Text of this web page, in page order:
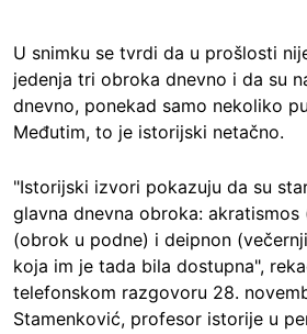
U snimku se tvrdi da u prošlosti
jedenja tri obroka dnevno i da su
dnevno, ponekad samo nekoliko
Međutim, to je istorijski netačno.
"Istorijski izvori pokazuju da su
glavna dnevna obroka:
(obrok u podne) i deipnon
koja im je tada bila dostupna",
telefonskom razgovoru 28.
Stamenković, profesor istorije u